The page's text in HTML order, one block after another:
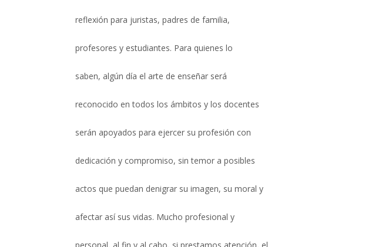
reflexión para juristas, padres de familia,
profesores y estudiantes. Para quienes lo
saben, algún día el arte de enseñar será
reconocido en todos los ámbitos y los docentes
serán apoyados para ejercer su profesión con
dedicación y compromiso, sin temor a posibles
actos que puedan denigrar su imagen, su moral y
afectar así sus vidas. Mucho profesional y